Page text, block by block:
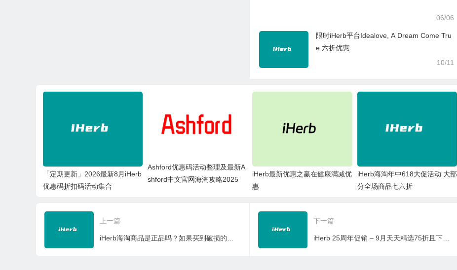
06/06
限时iHerb平台Idealove, A Dream Come Tru
e 六折优惠
10/11
「定期更新」2026最新8月iHerb
优惠码折扣码活动集合
Ashford优惠码活动整理及最新A
shford中文官网海淘攻略2025
iHerb最新优惠之赢在健康满减优
惠
iHerb海淘年中618大促活动 大部
分全场商品七六折
上一篇 下一篇